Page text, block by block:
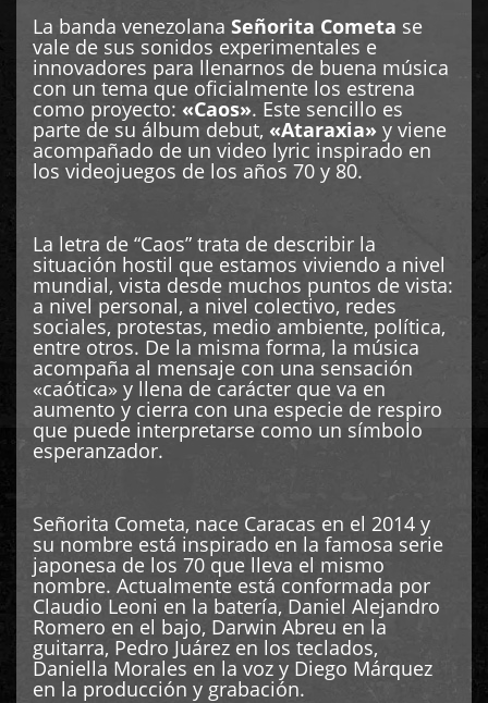
La banda venezolana Señorita Cometa se
vale de sus sonidos experimentales e
innovadores para llenarnos de buena música
con un tema que oficialmente los estrena
como proyecto: «Caos». Este sencillo es
parte de su álbum debut, «Ataraxia» y viene
acompañado de un video lyric inspirado en
los videojuegos de los años 70 y 80.
La letra de “Caos” trata de describir la
situación hostil que estamos viviendo a nivel
mundial, vista desde muchos puntos de vista:
a nivel personal, a nivel colectivo, redes
sociales, protestas, medio ambiente, política,
entre otros. De la misma forma, la música
acompaña al mensaje con una sensación
«caótica» y llena de carácter que va en
aumento y cierra con una especie de respiro
que puede interpretarse como un símbolo
esperanzador.
Señorita Cometa, nace Caracas en el 2014 y
su nombre está inspirado en la famosa serie
japonesa de los 70 que lleva el mismo
nombre. Actualmente está conformada por
Claudio Leoni en la batería, Daniel Alejandro
Romero en el bajo, Darwin Abreu en la
guitarra, Pedro Juárez en los teclados,
Daniella Morales en la voz y Diego Márquez
en la producción y grabación.